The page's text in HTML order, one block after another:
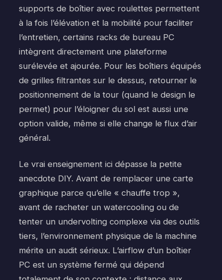
supports de boîtier avec roulettes permettent
à la fois l’élévation et la mobilité pour faciliter
l’entretien, certains racks de bureau PC
intègrent directement une plateforme
surélevée et ajourée. Pour les boîtiers équipés
de grilles filtrantes sur le dessus, retourner le
positionnement de la tour (quand le design le
permet) pour l’éloigner du sol est aussi une
option valide, même si elle change le flux d’air
général.
Le vrai enseignement ici dépasse la petite
anecdote DIY. Avant de remplacer une carte
graphique parce qu’elle « chauffe trop »,
avant de racheter un watercooling ou de
tenter un undervolting complexe via des outils
tiers, l’environnement physique de la machine
mérite un audit sérieux. L’airflow d’un boîtier
PC est un système fermé qui dépend